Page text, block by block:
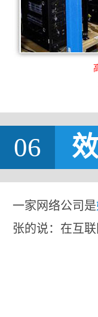
06
一家网络公司是
张的说：在互